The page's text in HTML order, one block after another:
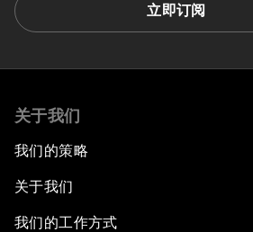
立即订阅
关于我们
我们的策略
关于我们
我们的工作方式